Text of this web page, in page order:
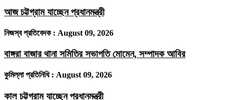
আজ চট্টগ্রাম যাচ্ছেন প্রধানমন্ত্রী
নিজস্ব প্রতিবেদক : August 09, 2026
বাঙ্গরা বাজার থানা সমিতির সভাপতি মোমেন, সম্পাদক আবির
কুমিল্লা প্রতিনিধি : August 09, 2026
কাল চট্টগ্রাম যাচ্ছেন প্রধানমন্ত্রী